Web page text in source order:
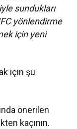
sundukları
yönlendirme
için yeni
için şu
önerilen
kaçının.